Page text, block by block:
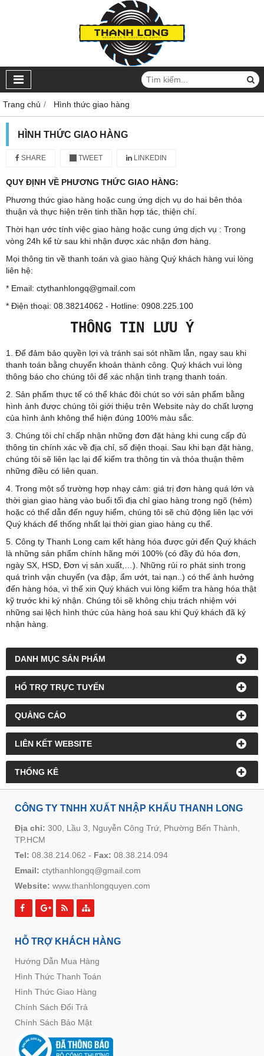
Trang chủ Hình thức giao hàng
DANH MỤC SẢN PHẨM
HỔ TRỢ TRỰC TUYẾN
QUẢNG CÁO
LIÊN KẾT WEBSITE
THỐNG KÊ
HÌNH THỨC GIAO HÀNG
SHARE TWEET LINKEDIN
QUY ĐỊNH VỀ PHƯƠNG THỨC GIAO HÀNG:
Phương thức giao hàng hoặc cung ứng dịch vụ do hai bên thỏa
thuận và thực hiện trên tinh thần hợp tác, thiện chí.
Thời hạn ước tính việc giao hàng hoặc cung ứng dịch vụ : Trong
vòng 24h kể từ sau khi nhận được xác nhận đơn hàng.
Mọi thông tin về thanh toán và giao hàng Quý khách hàng vui lòng
liên hệ:
* Email: ctythanhlongq@gmail.com
* Điện thoại: 08.38214062 - Hotline: 0908.225.100
THÔNG TIN LƯU Ý
1. Để đảm bảo quyền lợi và tránh sai sót nhầm lẫn, ngay sau khi
thanh toán bằng chuyển khoản thành công. Quý khách vui lòng
thông báo cho chúng tôi để xác nhận tình trạng thanh toán.
2. Sản phẩm thực tế có thể khác đôi chút so với sản phẩm bằng
hình ảnh được chúng tôi giới thiệu trên Website này do chất lượng
của hình ảnh không thể hiện đúng 100% màu sắc.
3. Chúng tôi chỉ chấp nhận những đơn đặt hàng khi cung cấp đủ
thông tin chính xác về địa chỉ, số điện thoại. Sau khi bạn đặt hàng,
chúng tôi sẽ liên lạc lại để kiểm tra thông tin và thỏa thuận thêm
những điều có liên quan.
4. Trong một số trường hợp nhạy cảm: giá trị đơn hàng quá lớn và
thời gian giao hàng vào buổi tối địa chỉ giao hàng trong ngõ (hẻm)
hoặc có thể dẫn đến nguy hiểm, chúng tôi sẽ chủ động liên lạc với
Quý khách để thống nhất lại thời gian giao hàng cụ thể.
5. Công ty Thanh Long cam kết hàng hóa được gửi đến Quý khách
là những sản phẩm chính hãng mới 100% (có đầy đủ hóa đơn,
ngày SX, HSD, Đơn vị sản xuất,…). Những rủi ro phát sinh trong
quá trình vận chuyển (va đập, ẩm ướt, tai nạn..) có thể ảnh hưởng
đến hàng hóa, vì thế xin Quý khách vui lòng kiểm tra hàng hóa thật
kỹ trước khi ký nhận. Chúng tôi sẽ không chịu trách nhiệm với
những sai lệch hình thức của hàng hoá sau khi Quý khách đã ký
nhận hàng.
CÔNG TY TNHH XUẤT NHẬP KHẨU THANH LONG
Địa chỉ: 300, Lầu 3, Nguyễn Công Trứ, Phường Bến Thành,
TP.HCM
Tel: 08.38.214.062 - Fax: 08.38.214.094
Email: ctythanhlongq@gmail.com
Website: www.thanhlongquyen.com
HỖ TRỢ KHÁCH HÀNG
Hướng Dẫn Mua Hàng
Hình Thức Thanh Toán
Hình Thức Giao Hàng
Chính Sách Đổi Trả
Chính Sách Bảo Mật